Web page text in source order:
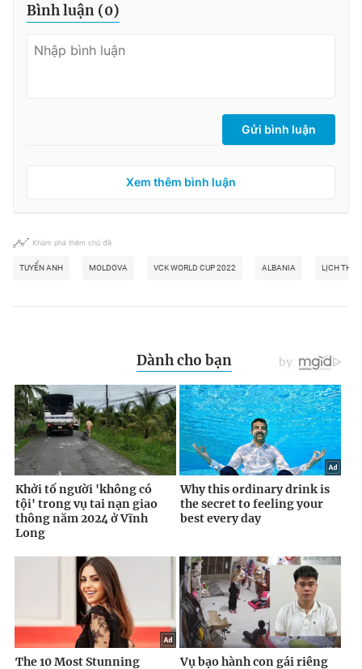
Bình luận (0)
Gửi bình luận
Xem thêm bình luận
Khám phá thêm chủ đề
TUYỂN ANH MOLDOVA VCK WORLD CUP 2022 ALBANIA LỊCH THI